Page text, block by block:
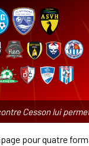
Cesson lui
pour quatre